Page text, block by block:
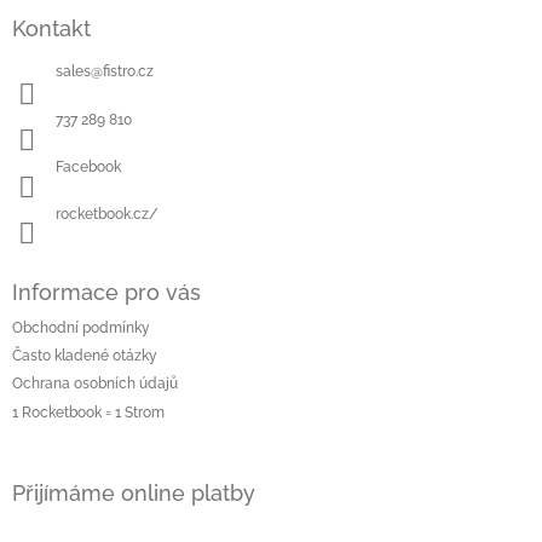
Kontakt
sales@fistro.cz
737 289 810
Facebook
rocketbook.cz/
Informace pro vás
Obchodní podmínky
Často kladené otázky
Ochrana osobních údajů
1 Rocketbook = 1 Strom
Přijímáme online platby